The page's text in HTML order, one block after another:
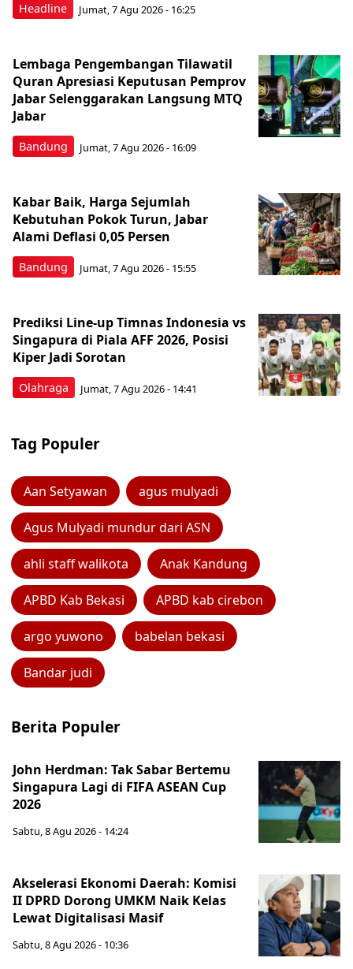
Headline Jumat, 7 Agu 2026 - 16:25
Bandung
Lembaga Pengembangan Tilawatil
Quran Apresiasi Keputusan Pemprov
Jabar Selenggarakan Langsung MTQ
Jabar
Jumat, 7 Agu 2026 - 16:09
Bandung
Kabar Baik, Harga Sejumlah
Kebutuhan Pokok Turun, Jabar
Alami Deflasi 0,05 Persen
Jumat, 7 Agu 2026 - 15:55
Olahraga
Prediksi Line-up Timnas Indonesia vs
Singapura di Piala AFF 2026, Posisi
Kiper Jadi Sorotan
Jumat, 7 Agu 2026 - 14:41
Tag Populer
Aan Setyawan agus mulyadi
Agus Mulyadi mundur dari ASN
ahli staff walikota Anak Kandung
APBD Kab Bekasi APBD kab cirebon
argo yuwono babelan bekasi
Bandar judi
Berita Populer
John Herdman: Tak Sabar Bertemu
Singapura Lagi di FIFA ASEAN Cup
2026
Sabtu, 8 Agu 2026 - 14:24
Akselerasi Ekonomi Daerah: Komisi
II DPRD Dorong UMKM Naik Kelas
Lewat Digitalisasi Masif
Sabtu, 8 Agu 2026 - 10:36